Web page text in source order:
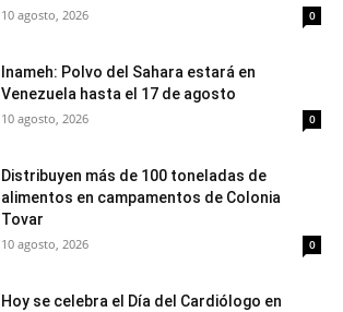
10 agosto, 2026 0
Inameh: Polvo del Sahara estará en
Venezuela hasta el 17 de agosto
10 agosto, 2026 0
Distribuyen más de 100 toneladas de
alimentos en campamentos de Colonia
Tovar
10 agosto, 2026 0
Hoy se celebra el Día del Cardiólogo en